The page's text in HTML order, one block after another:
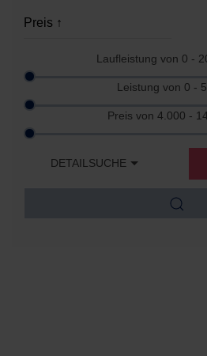
Laufleistung von 0 -
Leistung von 0 -
Preis von 4.000 -
DETAILSUCHE